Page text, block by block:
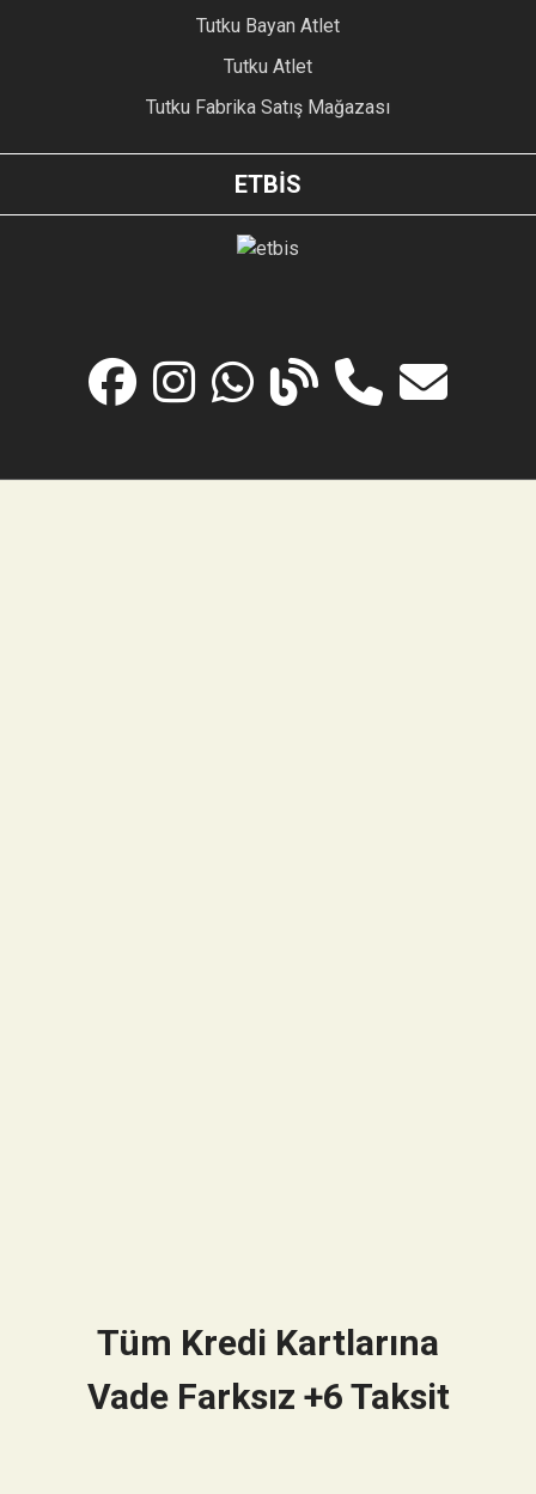
Tutku Bayan Atlet
Tutku Atlet
Tutku Fabrika Satış Mağazası
ETBİS
Tüm Kredi Kartlarına
Vade Farksız +6 Taksit